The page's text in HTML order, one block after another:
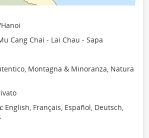
Cang Chai - Lai Chau - Sapa
Montagna & Minoranza, Natura
English, Français, Español, Deutsch,